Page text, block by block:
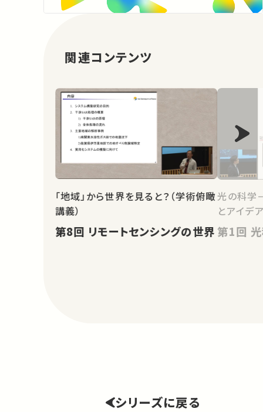
関連コンテンツ
「地域」から世界を見ると？（学術俯瞰
講義）
第8回 リモートセンシングの世界
光の科学
とアイデ
第
シリーズに戻る